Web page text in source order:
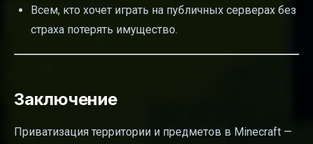
Всем, кто хочет играть на публичных серверах без
страха потерять имущество.
Заключение
Приватизация территории и предметов в Minecraft —